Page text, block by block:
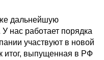
дальнейшую
нас работает порядка
участвуют в новой
итог, выпущенная в РФ